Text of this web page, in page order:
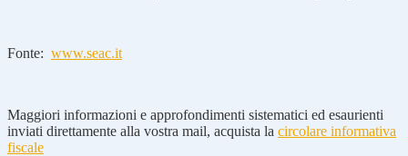
Fonte: www.seac.it
Maggiori informazioni e approfondimenti sistematici ed esaurienti
inviati direttamente alla vostra mail, acquista la circolare informativa
fiscale